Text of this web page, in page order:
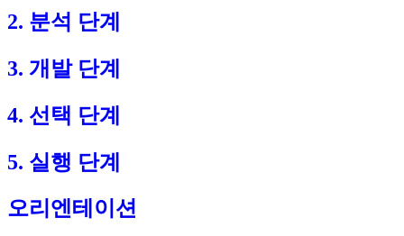
2. 분석 단계
3. 개발 단계
4. 선택 단계
5. 실행 단계
오리엔테이션